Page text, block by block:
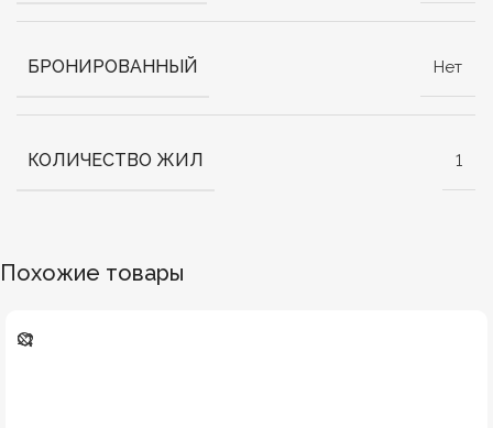
БРОНИРОВАННЫЙ Нет
КОЛИЧЕСТВО ЖИЛ 1
Похожие товары